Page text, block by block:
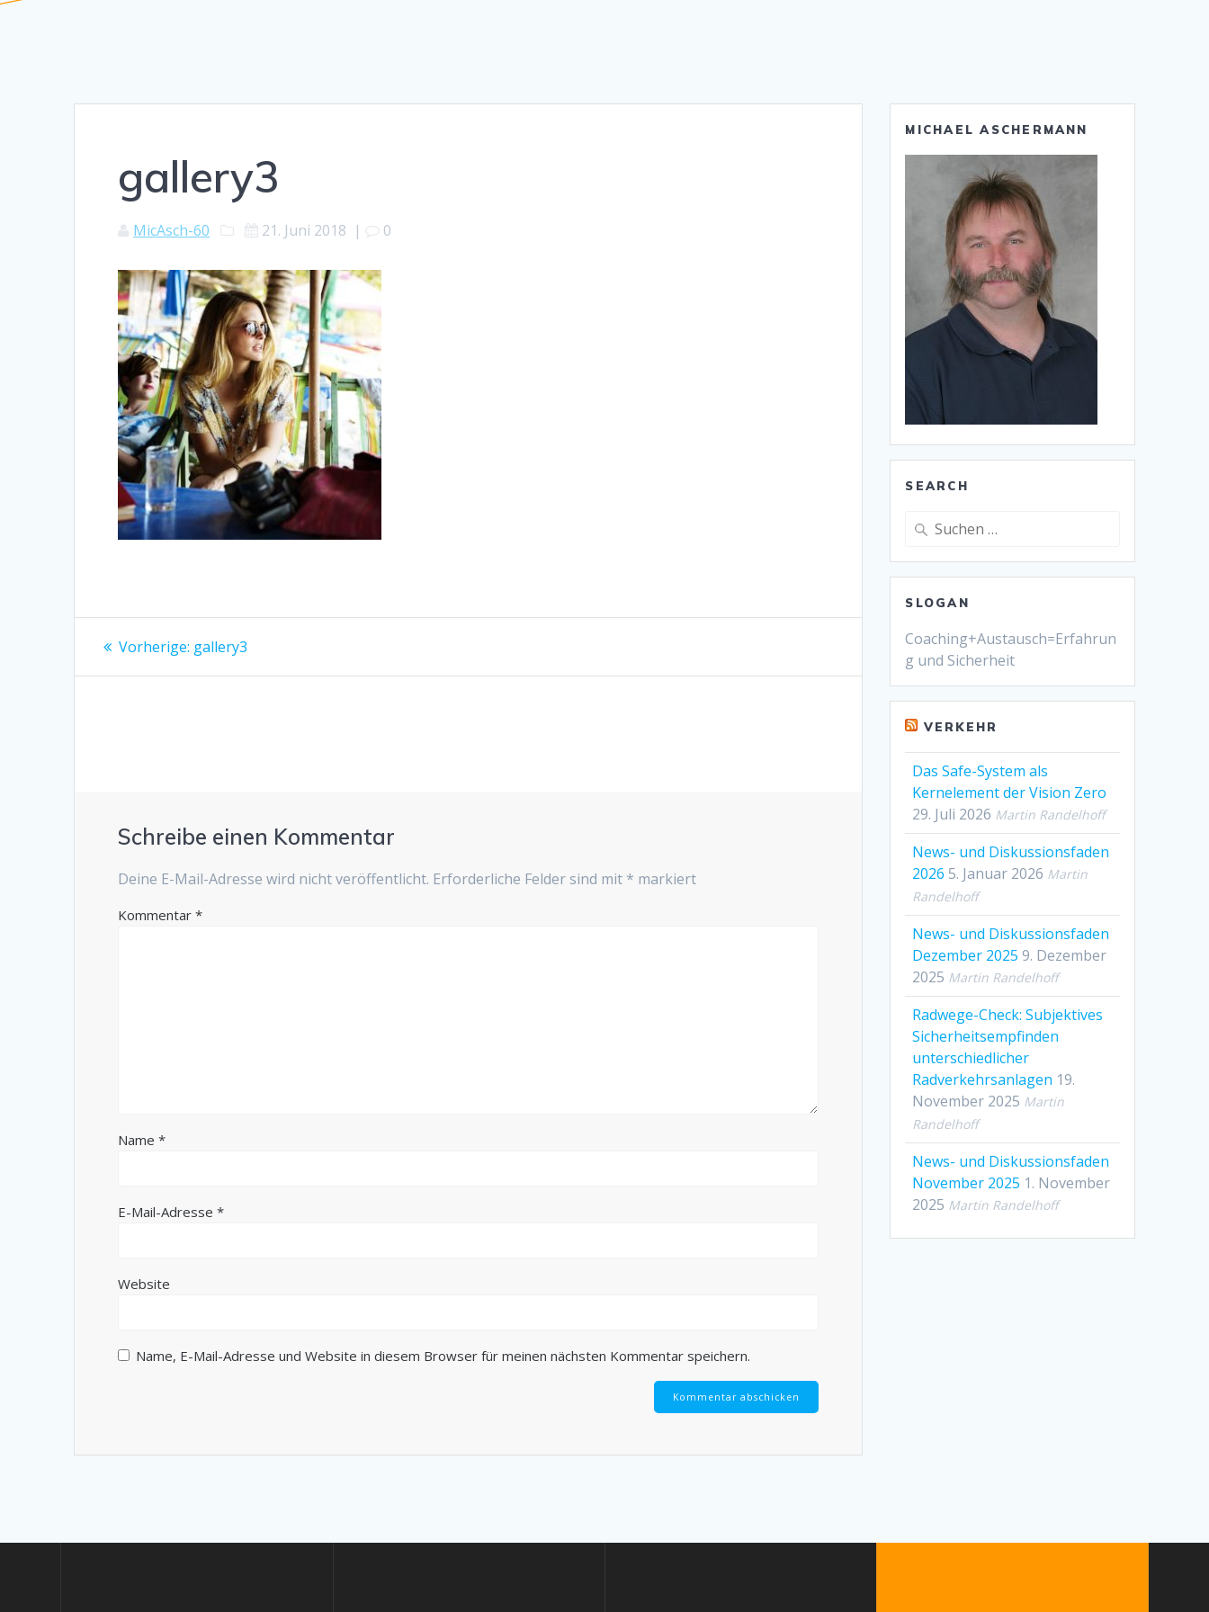
gallery3
MicAsch-60 21. Juni 2018 | 0
Beitragsnavigation
Vorherige: Vorheriger
gallery3
Schreibe einen Kommentar
Deine E-Mail-Adresse wird nicht veröffentlicht. Erforderliche Felder sind mit * markiert
Kommentar*
Name*
E-Mail-Adresse*
Website
Name, E-Mail-Adresse und Website in diesem Browser für meinen nächsten Kommentar speichern.
MICHAEL ASCHERMANN
SEARCH
Suche
SLOGAN
Coaching+Austausch=Erfahrun
g und Sicherheit
VERKEHR
Das Safe-System als
Kernelement der Vision Zero
29. Juli 2026 Martin Randelhoff
News- und Diskussionsfaden
2026 5. Januar 2026 Martin
Randelhoff
News- und Diskussionsfaden
Dezember 2025 9. Dezember
2025 Martin Randelhoff
Radwege-Check: Subjektives
Sicherheitsempfinden
unterschiedlicher
Radverkehrsanlagen 19.
November 2025 Martin
Randelhoff
News- und Diskussionsfaden
November 2025 1. November
2025 Martin Randelhoff